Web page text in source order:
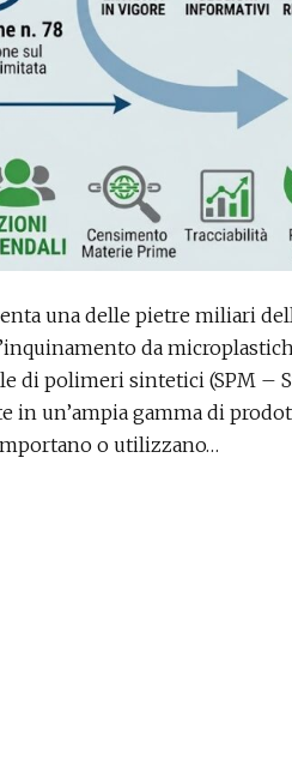
una delle pietre miliari
da
di polimeri sintetici (SPM –
in un’ampia gamma di
o utilizzano…